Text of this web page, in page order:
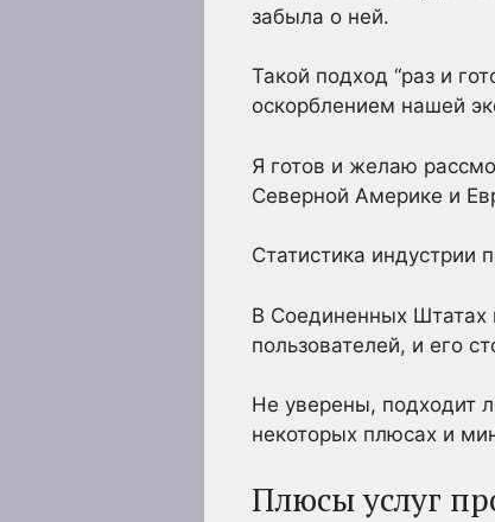
забыла о ней.
Такой подход “раз и
оскорблением нашей
Я готов и желаю
Северной Америке и
Статистика индустрии
В Соединенных Штатах
пользователей, и его
Не уверены, подходит
некоторых плюсах и
Плюсы услуг